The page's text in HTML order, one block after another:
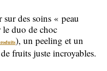
sur des soins « peau
duo de choc
), un peeling et un
fruits juste incroyables.